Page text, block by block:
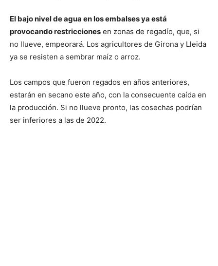
El bajo nivel de agua en los embalses ya está
provocando restricciones en zonas de regadío, que, si
no llueve, empeorará. Los agricultores de Girona y Lleida
ya se resisten a sembrar maíz o arroz.
Los campos que fueron regados en años anteriores,
estarán en secano este año, con la consecuente caída en
la producción. Si no llueve pronto, las cosechas podrían
ser inferiores a las de 2022.